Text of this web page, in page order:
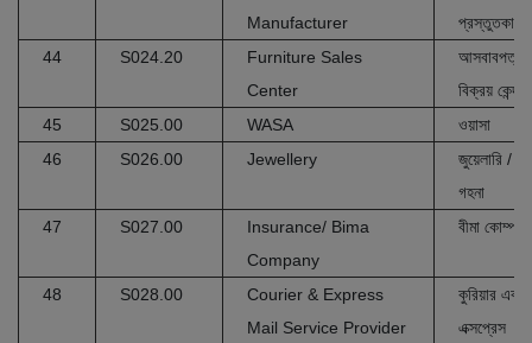
Manufacturer
প্রস্তুতকারক
44
S024.20
Furniture Sales
Center
আসবাবপত্র
বিক্রয় কেন্দ্র
45
S025.00 WASA
ওয়াসা
46
S026.00 Jewellery
জুয়েলারি /
গহনা
47
S027.00
Insurance/ Bima
Company
বীমা কোম্পানী
48 S028.00
Courier & Express
Mail Service Provider
কুরিয়ার এবং
এক্সপ্রেস